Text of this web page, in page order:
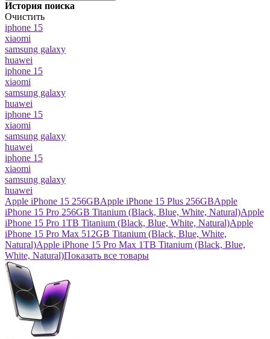
История поиска
Очистить
iphone 15
xiaomi
samsung galaxy
huawei
iphone 15
xiaomi
samsung galaxy
huawei
iphone 15
xiaomi
samsung galaxy
huawei
iphone 15
xiaomi
samsung galaxy
huawei
Apple iPhone 15 256GBApple iPhone 15 Plus 256GBApple
iPhone 15 Pro 256GB Titanium (Black, Blue, White, Natural)Apple
iPhone 15 Pro 1TB Titanium (Black, Blue, White, Natural)Apple
iPhone 15 Pro Max 512GB Titanium (Black, Blue, White,
Natural)Apple iPhone 15 Pro Max 1TB Titanium (Black, Blue,
White, Natural)Показать все товары